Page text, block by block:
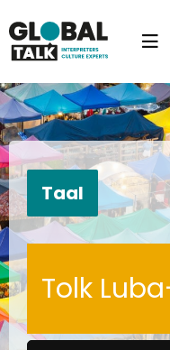
Zoek
Zoek
Taal
Tolk